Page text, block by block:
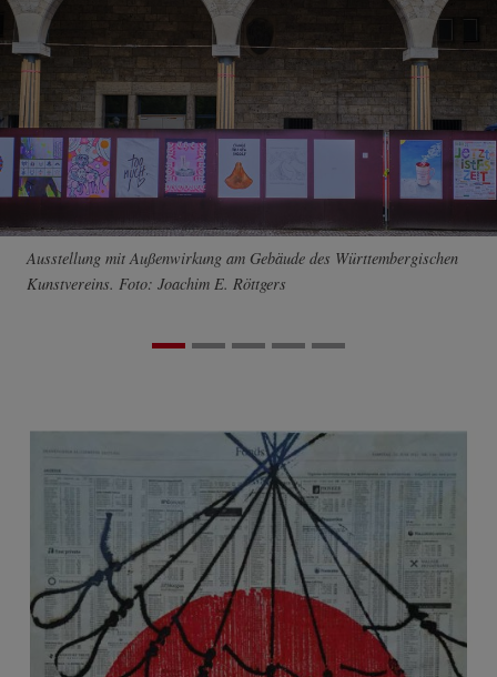
Ausstellung mit Außenwirkung am Gebäude des Württembergischen
Kunstvereins. Foto: Joachim E. Röttgers